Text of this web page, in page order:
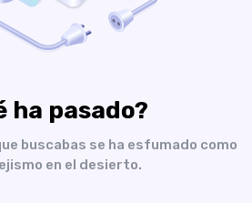
ha pasado?
buscabas se ha esfumado como
en el desierto.